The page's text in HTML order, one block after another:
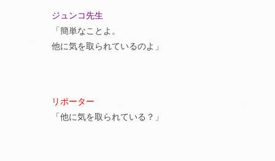
ジュンコ先生
「簡単なことよ。
他に気を取られているのよ」
リポーター
「他に気を取られている？」